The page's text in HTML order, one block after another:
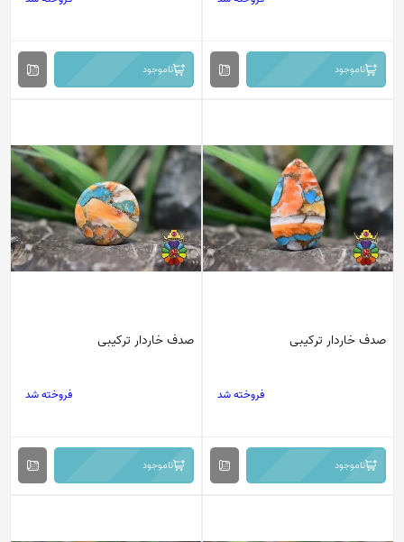
ناموجود ناموجود
صدف خاردار ترکیبی
فروخته شد
ناموجود
صدف خاردار ترکیبی
فروخته شد
ناموجود